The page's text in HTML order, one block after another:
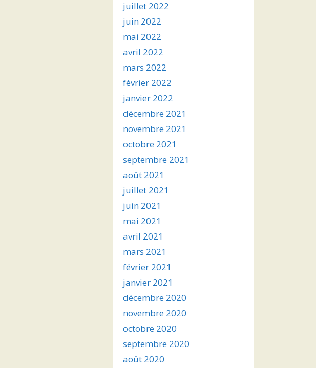
juillet 2022
juin 2022
mai 2022
avril 2022
mars 2022
février 2022
janvier 2022
décembre 2021
novembre 2021
octobre 2021
septembre 2021
août 2021
juillet 2021
juin 2021
mai 2021
avril 2021
mars 2021
février 2021
janvier 2021
décembre 2020
novembre 2020
octobre 2020
septembre 2020
août 2020